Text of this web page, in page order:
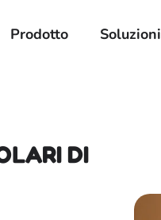
Prodotto Soluzioni
DI